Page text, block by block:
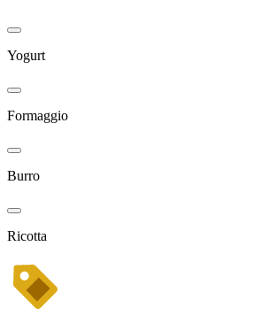
Yogurt
Formaggio
Burro
Ricotta